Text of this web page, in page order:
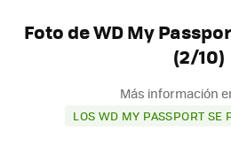
Foto de WD My
(2/10)
Más información
LOS WD MY PASSPORT SE